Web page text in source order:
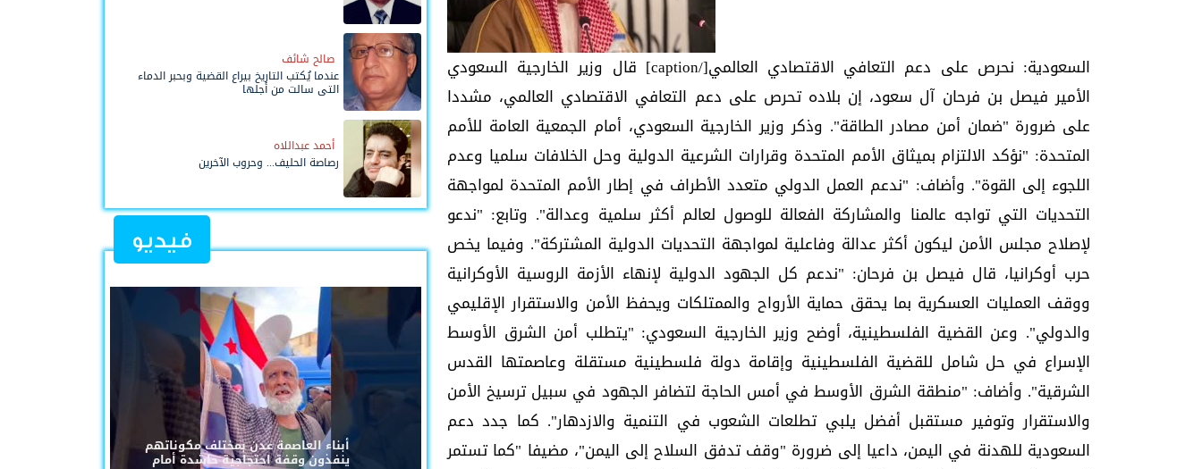
السعودية: نحرص على دعم التعافي الاقتصادي العالمي[/caption] قال وزير الخارجية السعودي
الأمير فيصل بن فرحان آل سعود، إن بلاده تحرص على دعم التعافي الاقتصادي العالمي، مشددا
على ضرورة "ضمان أمن مصادر الطاقة". وذكر وزير الخارجية السعودي، أمام الجمعية العامة للأمم
المتحدة: "نؤكد الالتزام بميثاق الأمم المتحدة وقرارات الشرعية الدولية وحل الخلافات سلميا وعدم
اللجوء إلى القوة". وأضاف: "ندعم العمل الدولي متعدد الأطراف في إطار الأمم المتحدة لمواجهة
التحديات التي تواجه عالمنا والمشاركة الفعالة للوصول لعالم أكثر سلمية وعدالة". وتابع: "ندعو
لإصلاح مجلس الأمن ليكون أكثر عدالة وفاعلية لمواجهة التحديات الدولية المشتركة". وفيما يخص
حرب أوكرانيا، قال فيصل بن فرحان: "ندعم كل الجهود الدولية لإنهاء الأزمة الروسية الأوكرانية
ووقف العمليات العسكرية بما يحقق حماية الأرواح والممتلكات ويحفظ الأمن والاستقرار الإقليمي
والدولي". وعن القضية الفلسطينية، أوضح وزير الخارجية السعودي: "يتطلب أمن الشرق الأوسط
الإسراع في حل شامل للقضية الفلسطينية وإقامة دولة فلسطينية مستقلة وعاصمتها القدس
الشرقية". وأضاف: "منطقة الشرق الأوسط في أمس الحاجة لتضافر الجهود في سبيل ترسيخ الأمن
والاستقرار وتوفير مستقبل أفضل يلبي تطلعات الشعوب في التنمية والازدهار". كما جدد دعم
السعودية للهدنة في اليمن، داعيا إلى ضرورة "وقف تدفق السلاح إلى اليمن"، مضيفا "كما تستمر
صالح شائف
عندما يُكتب التاريخ بيراع القضية وبحبر الدماء
التي سالت من أجلها
أحمد عبداللاه
رصاصة الحليف... وحروب الآخرين
فيديو
أبناء العاصمة عدن بمختلف مكوناتهم
ينفذون وقفة احتجاجية حاشدة أمام